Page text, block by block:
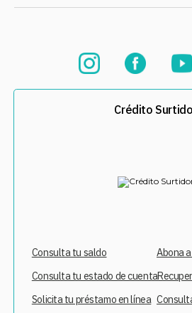
Crédito
Consulta tu saldo
Consulta tu estado de cuenta
Solicita tu préstamo en línea
Abona